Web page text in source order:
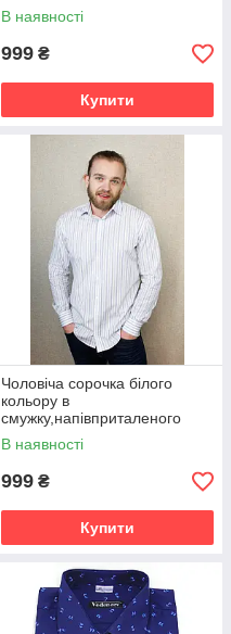
В наявності
999 ₴
Купити
Чоловіча сорочка білого
кольору в
смужку,напівприталеного
силуету
В наявності
999 ₴
Купити